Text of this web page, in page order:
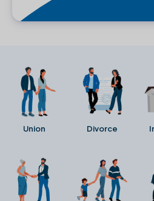
Union Divorce